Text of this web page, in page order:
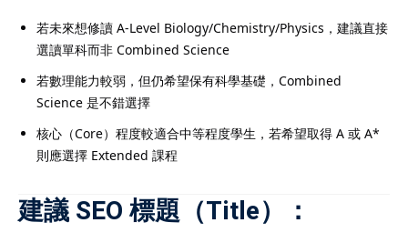
若未來想修讀 A-Level Biology/Chemistry/Physics，建議直接
選讀單科而非 Combined Science
若數理能力較弱，但仍希望保有科學基礎，Combined
Science 是不錯選擇
核心（Core）程度較適合中等程度學生，若希望取得 A 或 A*
則應選擇 Extended 課程
建議 SEO 標題（Title）：